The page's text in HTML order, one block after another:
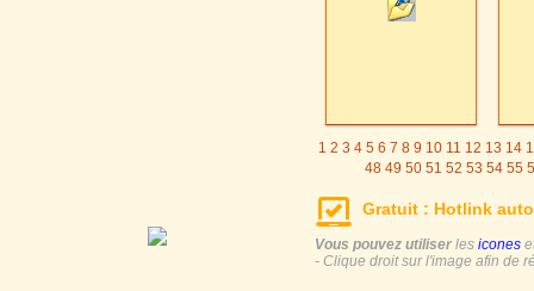
1 2 3 4 5 6 7 8 9 10 11 12 13 14
48 49 50 51 52 53 54 55
Gratuit : Hotlink
Vous pouvez utiliser les icones
- Clique droit sur l'image afin de